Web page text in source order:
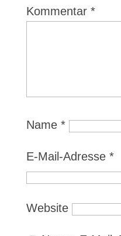
Kommentar *
Name *
E-Mail-Adresse *
Website